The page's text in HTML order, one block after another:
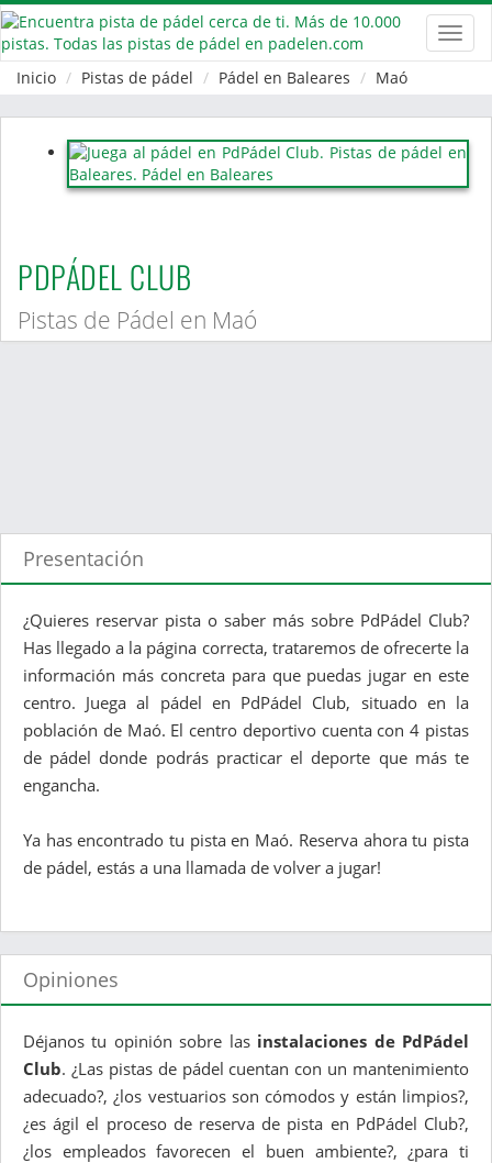
Inicio
Pistas de pádel Pádel en Baleares Maó
PDPÁDEL CLUB
Pistas de Pádel en Maó
Presentación
¿Quieres reservar pista o saber más sobre PdPádel Club?
Has llegado a la página correcta, trataremos de ofrecerte la
información más concreta para que puedas jugar en este
centro. Juega al pádel en PdPádel Club, situado en la
población de Maó. El centro deportivo cuenta con 4 pistas
de pádel donde podrás practicar el deporte que más te
engancha.
Ya has encontrado tu pista en Maó. Reserva ahora tu pista
de pádel, estás a una llamada de volver a jugar!
Opiniones
Déjanos tu opinión sobre las instalaciones de PdPádel
Club. ¿Las pistas de pádel cuentan con un mantenimiento
adecuado?, ¿los vestuarios son cómodos y están limpios?,
¿es ágil el proceso de reserva de pista en PdPádel Club?,
¿los empleados favorecen el buen ambiente?, ¿para ti